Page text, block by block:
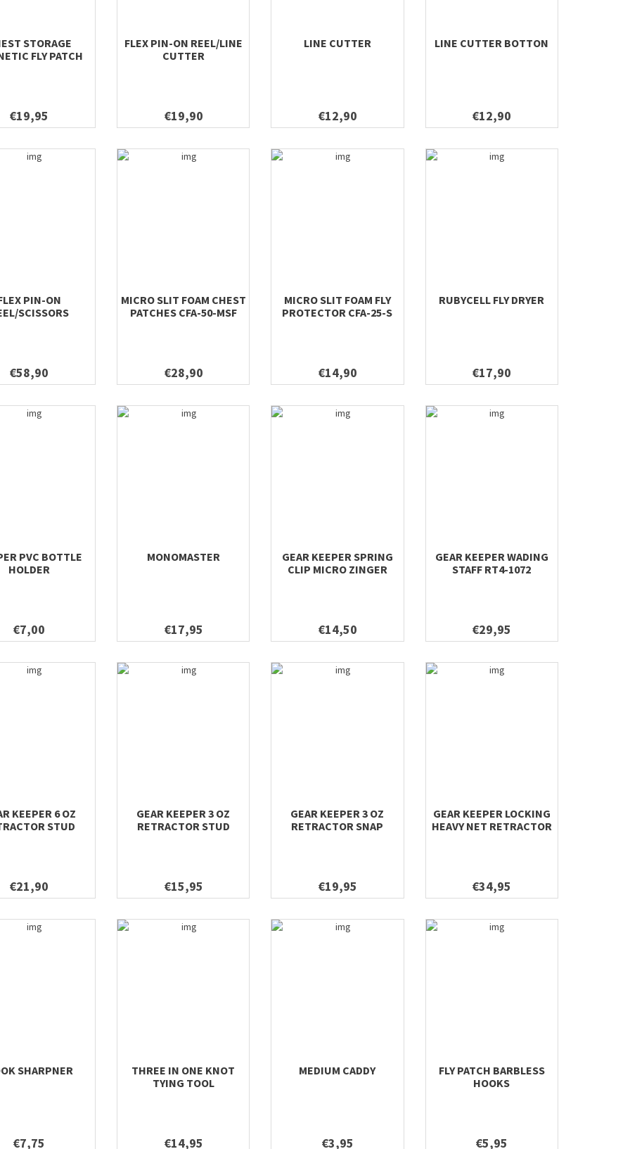
STORAGE
FLY PATCH
€19,95
FLEX PIN-ON REEL/LINE
CUTTER
€19,90
LINE CUTTER
€12,90
LINE CUTTER BOTTON
€12,90
PIN-ON
SCISSORS
€58,90
MICRO SLIT FOAM CHEST
PATCHES CFA-50-MSF
€28,90
MICRO SLIT FOAM FLY
PROTECTOR CFA-25-S
€14,90
RUBYCELL FLY DRYER
€17,90
PVC BOTTLE
HOLDER
€7,00
MONOMASTER
€17,95
GEAR KEEPER SPRING
CLIP MICRO ZINGER
€14,50
GEAR KEEPER WADING
STAFF RT4-1072
€29,95
KEEPER 6 OZ
STUD
€21,90
GEAR KEEPER 3 OZ
RETRACTOR STUD
€15,95
GEAR KEEPER 3 OZ
RETRACTOR SNAP
€19,95
GEAR KEEPER LOCKING
HEAVY NET RETRACTOR
€34,95
SHARPNER
€7,75
THREE IN ONE KNOT
TYING TOOL
€14,95
MEDIUM CADDY
€3,95
FLY PATCH BARBLESS
HOOKS
€5,95